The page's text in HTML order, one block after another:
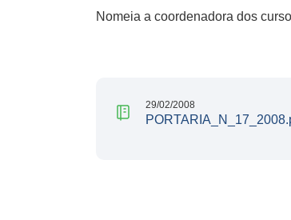
Nomeia a coordenadora dos
29/02/2008